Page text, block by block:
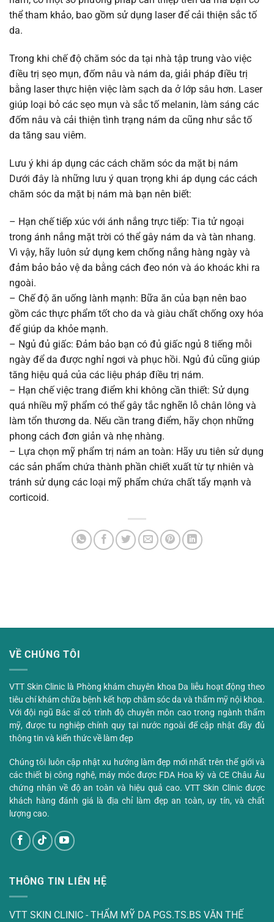
thể tham khảo, bao gồm sử dụng laser để cải thiện sắc tố
da.
Trong khi chế độ chăm sóc da tại nhà tập trung vào việc
điều trị sẹo mụn, đốm nâu và nám da, giải pháp điều trị
bằng laser thực hiện việc làm sạch da ở lớp sâu hơn. Laser
giúp loại bỏ các sẹo mụn và sắc tố melanin, làm sáng các
đốm nâu và cải thiện tình trạng nám da cũng như sắc tố
da tăng sau viêm.
Lưu ý khi áp dụng các cách chăm sóc da mặt bị nám
Dưới đây là những lưu ý quan trọng khi áp dụng các cách
chăm sóc da mặt bị nám mà bạn nên biết:
– Hạn chế tiếp xúc với ánh nắng trực tiếp: Tia tử ngoại
trong ánh nắng mặt trời có thể gây nám da và tàn nhang.
Vì vậy, hãy luôn sử dụng kem chống nắng hàng ngày và
đảm bảo bảo vệ da bằng cách đeo nón và áo khoác khi ra
ngoài.
– Chế độ ăn uống lành mạnh: Bữa ăn của bạn nên bao
gồm các thực phẩm tốt cho da và giàu chất chống oxy hóa
để giúp da khỏe mạnh.
– Ngủ đủ giấc: Đảm bảo bạn có đủ giấc ngủ 8 tiếng mỗi
ngày để da được nghỉ ngơi và phục hồi. Ngủ đủ cũng giúp
tăng hiệu quả của các liệu pháp điều trị nám.
– Hạn chế việc trang điểm khi không cần thiết: Sử dụng
quá nhiều mỹ phẩm có thể gây tắc nghẽn lỗ chân lông và
làm tổn thương da. Nếu cần trang điểm, hãy chọn những
phong cách đơn giản và nhẹ nhàng.
– Lựa chọn mỹ phẩm trị nám an toàn: Hãy ưu tiên sử dụng
các sản phẩm chứa thành phần chiết xuất từ tự nhiên và
tránh sử dụng các loại mỹ phẩm chứa chất tẩy mạnh và
corticoid.
VỀ CHÚNG TÔI
VTT Skin Clinic là Phòng khám chuyên khoa Da liễu hoạt động theo
tiêu chí khám chữa bệnh kết hợp chăm sóc da và thẩm mỹ nội khoa.
Với đội ngũ Bác sĩ có trình độ chuyên môn cao trong ngành thẩm
mỹ, được tu nghiệp chính quy tại nước ngoài để cập nhật đầy đủ
thông tin và kiến thức về làm đẹp
Chúng tôi luôn cập nhật xu hướng làm đẹp mới nhất trên thế giới và
các thiết bị công nghệ, máy móc được FDA Hoa kỳ và CE Châu Âu
chứng nhận về độ an toàn và hiệu quả cao. VTT Skin Clinic được
khách hàng đánh giá là địa chỉ làm đẹp an toàn, uy tín, và chất
lượng cao.
THÔNG TIN LIÊN HỆ
VTT SKIN CLINIC - THẨM MỸ DA PGS.TS.BS VĂN THẾ